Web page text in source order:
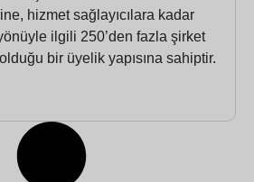
hizmet sağlayıcılara kadar
ilgili 250’den fazla şirket
bir üyelik yapısına sahiptir.